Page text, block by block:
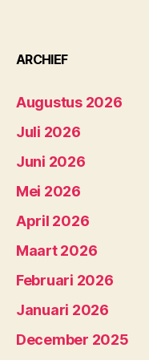
ARCHIEF
Augustus 2026
Juli 2026
Juni 2026
Mei 2026
April 2026
Maart 2026
Februari 2026
Januari 2026
December 2025